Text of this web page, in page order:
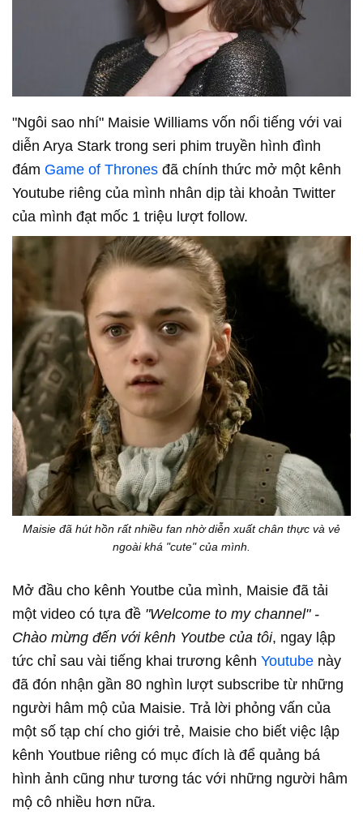
"Ngôi sao nhí" Maisie Williams vốn nổi tiếng với vai
diễn Arya Stark trong seri phim truyền hình đình
đám Game of Thrones đã chính thức mở một kênh
Youtube riêng của mình nhân dịp tài khoản Twitter
của mình đạt mốc 1 triệu lượt follow.
Maisie đã hút hồn rất nhiều fan nhờ diễn xuất chân thực và vẻ
ngoài khá "cute" của mình.
Mở đầu cho kênh Youtbe của mình, Maisie đã tải
một video có tựa đề "Welcome to my channel" -
Chào mừng đến với kênh Youtbe của tôi, ngay lập
tức chỉ sau vài tiếng khai trương kênh Youtube này
đã đón nhận gần 80 nghìn lượt subscribe từ những
người hâm mộ của Maisie. Trả lời phỏng vấn của
một số tạp chí cho giới trẻ, Maisie cho biết việc lập
kênh Youtbue riêng có mục đích là để quảng bá
hình ảnh cũng như tương tác với những người hâm
mộ cô nhiều hơn nữa.